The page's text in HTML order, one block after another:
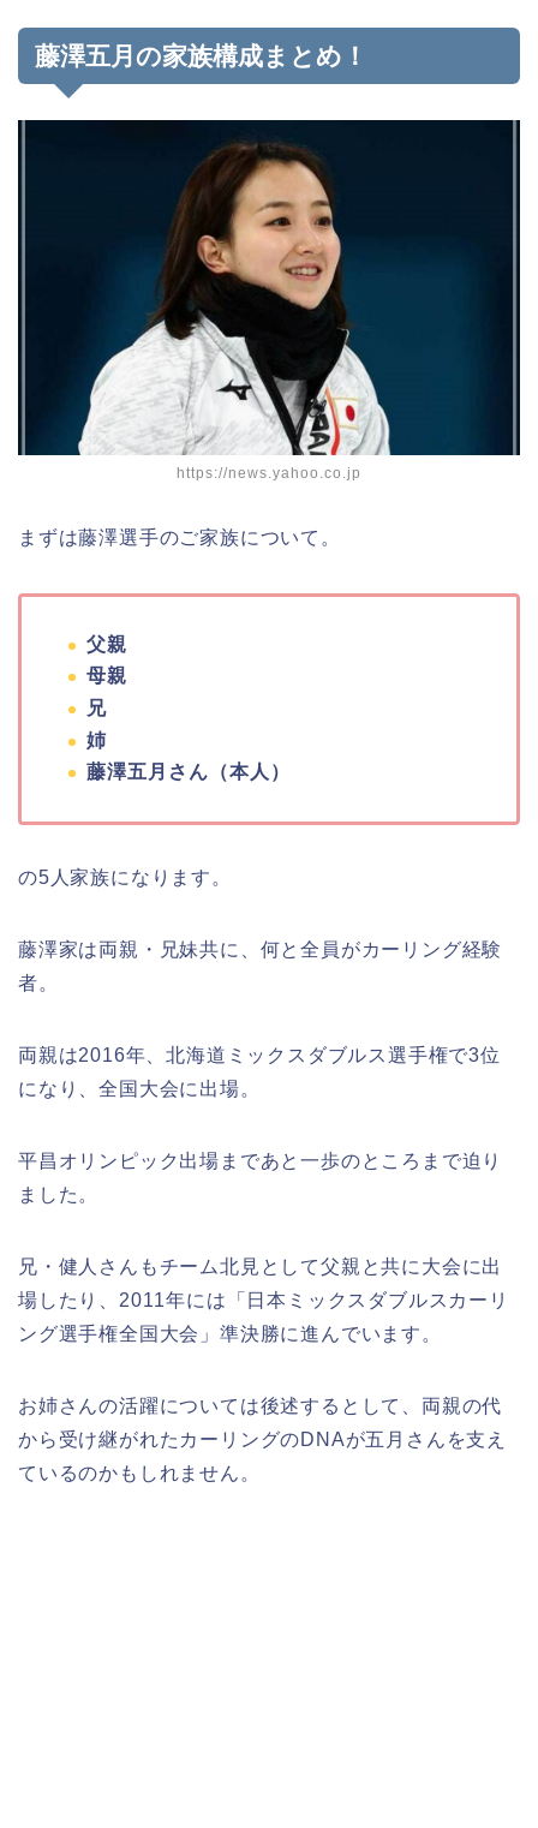
藤澤五月の家族構成まとめ！
https://news.yahoo.co.jp
まずは藤澤選手のご家族について。
父親
母親
兄
姉
藤澤五月さん（本人）
の5人家族になります。
藤澤家は両親・兄妹共に、何と全員がカーリング経験
者。
両親は2016年、北海道ミックスダブルス選手権で3位
になり、全国大会に出場。
平昌オリンピック出場まであと一歩のところまで迫り
ました。
兄・健人さんもチーム北見として父親と共に大会に出
場したり、2011年には「日本ミックスダブルスカーリ
ング選手権全国大会」準決勝に進んでいます。
お姉さんの活躍については後述するとして、両親の代
から受け継がれたカーリングのDNAが五月さんを支え
ているのかもしれません。